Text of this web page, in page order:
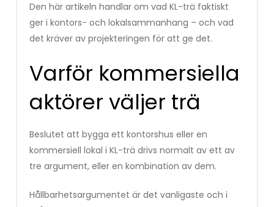
Den här artikeln handlar om vad KL-trä faktiskt
ger i kontors- och lokalsammanhang – och vad
det kräver av projekteringen för att ge det.
Varför kommersiella
aktörer väljer trä
Beslutet att bygga ett kontorshus eller en
kommersiell lokal i KL-trä drivs normalt av ett av
tre argument, eller en kombination av dem.
Hållbarhetsargumentet är det vanligaste och i